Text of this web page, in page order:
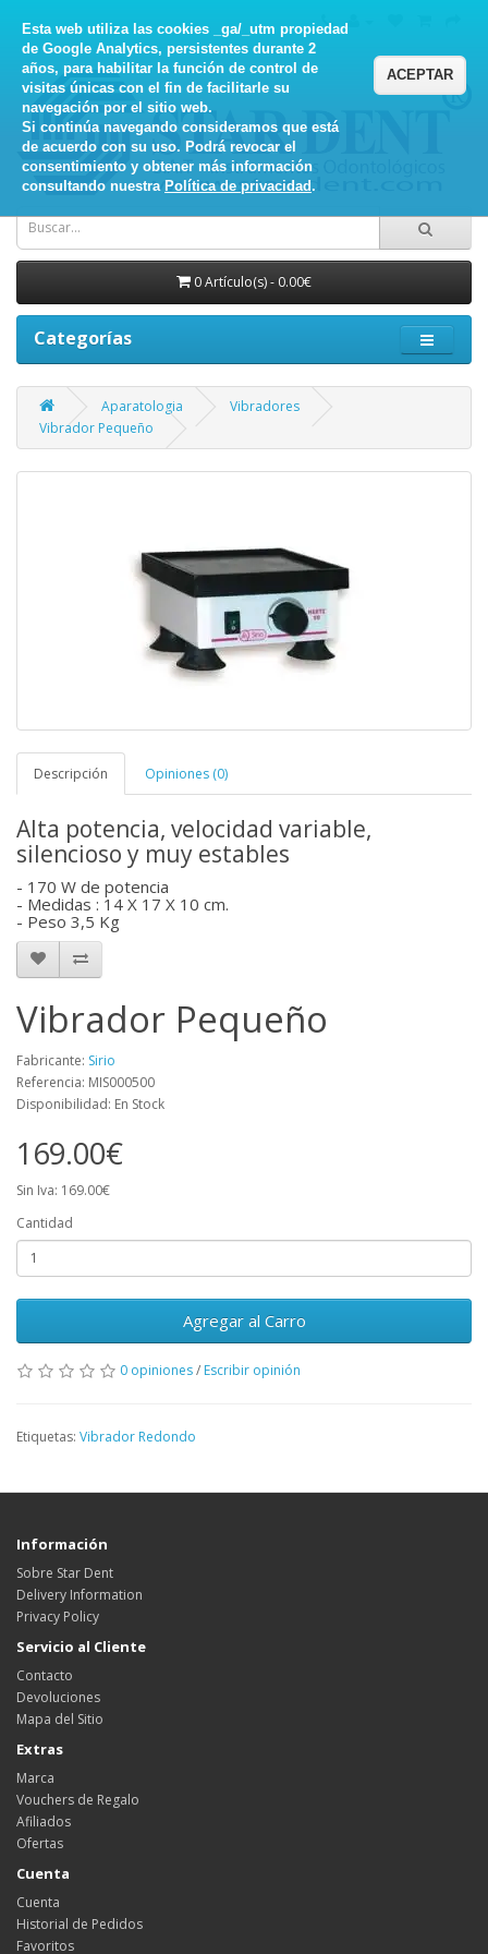
Esta web utiliza las cookies _ga/_utm propiedad
de Google Analytics, persistentes durante 2
años, para habilitar la función de control de
visitas únicas con el fin de facilitarle su
navegación por el sitio web.
Si continúa navegando consideramos que está
de acuerdo con su uso. Podrá revocar el
consentimiento y obtener más información
consultando nuestra Política de privacidad.
ACEPTAR
0 Artículo(s) - 0.00€
Categorías
Aparatologia
Vibradores
Vibrador Pequeño
Descripción Opiniones (0)
Alta potencia, velocidad variable,
silencioso y muy estables
- 170 W de potencia
- Medidas : 14 X 17 X 10 cm.
- Peso 3,5 Kg
Vibrador Pequeño
Fabricante: Sirio
Referencia: MIS000500
Disponibilidad: En Stock
169.00€
Sin Iva: 169.00€
Cantidad
Agregar al Carro
0 opiniones/ Escribir opinión
Etiquetas: Vibrador Redondo
Información
Sobre Star Dent
Delivery Information
Privacy Policy
Servicio al Cliente
Contacto
Devoluciones
Mapa del Sitio
Extras
Marca
Vouchers de Regalo
Afiliados
Ofertas
Cuenta
Cuenta
Historial de Pedidos
Favoritos